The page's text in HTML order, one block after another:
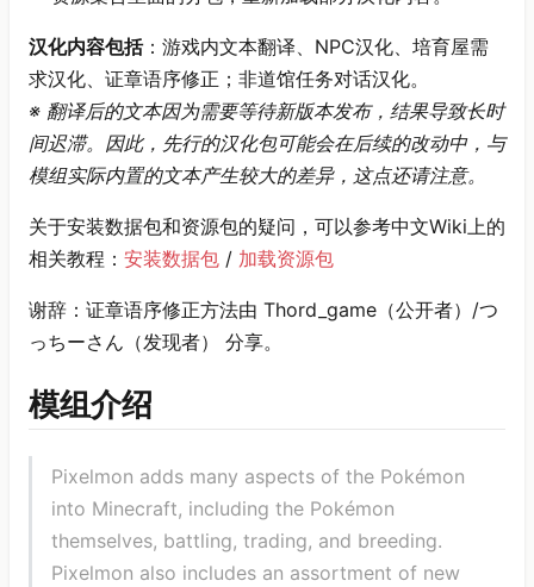
汉化内容包括：游戏内文本翻译、NPC汉化、培育屋需
求汉化、证章语序修正；非道馆任务对话汉化。
※ 翻译后的文本因为需要等待新版本发布，结果导致长时
间迟滞。因此，先行的汉化包可能会在后续的改动中，与
模组实际内置的文本产生较大的差异，这点还请注意。
关于安装数据包和资源包的疑问，可以参考中文Wiki上的
相关教程： 安装数据包 / 加载资源包
谢辞：证章语序修正方法由 Thord_game（公开者）/つ
っちーさん（发现者） 分享。
模组介绍
Pixelmon adds many aspects of the Pokémon
into Minecraft, including the Pokémon
themselves, battling, trading, and breeding.
Pixelmon also includes an assortment of new